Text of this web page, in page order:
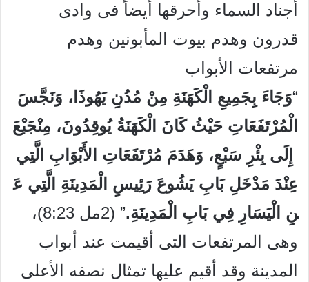
أجناد السماء وأحرقها أيضاً فى وادى
قدرون وهدم بيوت المأبونين وهدم
مرتفعات الأبواب
“وَجَاءَ بِجَمِيعِ الْكَهَنَةِ مِنْ مُدُنِ يَهُوذَا، وَنَجَّسَ
الْمُرْتَفَعَاتِ حَيْثُ كَانَ الْكَهَنَةُ يُوقِدُونَ، مِنْجَبْعَ
إِلَى بِئْرِ سَبْعٍ، وَهَدَمَ مُرْتَفَعَاتِ الأَبْوَابِ الَّتِي
عِنْدَ مَدْخَلِ بَابِ يَشُوعَ رَئِيسِ الْمَدِينَةِ الَّتِي عَ
نِ الْيَسَارِ فِي بَابِ الْمَدِينَةِ.
” (2مل 8:23)،
وهى المرتفعات التى أقيمت عند أبواب
المدينة وقد أقيم عليها تمثال نصفه الأعلى